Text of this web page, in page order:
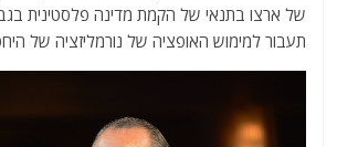
תעבור למימוש האופציה של נורמליזציה של